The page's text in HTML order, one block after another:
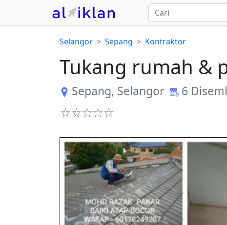
Selangor Sepang Kontraktor
Tukang rumah &
Sepang, Selangor 6